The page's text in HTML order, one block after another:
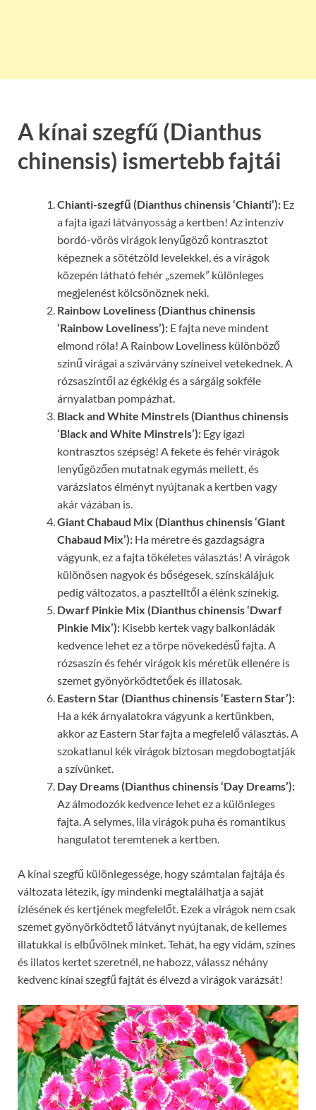
A kínai szegfű (Dianthus
chinensis) ismertebb fajtái
Chianti-szegfű (Dianthus chinensis ‘Chianti’): Ez
a fajta igazi látványosság a kertben! Az intenzív
bordó-vörös virágok lenyűgöző kontrasztot
képeznek a sötétzöld levelekkel, és a virágok
közepén látható fehér „szemek” különleges
megjelenést kölcsönöznek neki.
Rainbow Loveliness (Dianthus chinensis
‘Rainbow Loveliness’): E fajta neve mindent
elmond róla! A Rainbow Loveliness különböző
színű virágai a szivárvány színeivel vetekednek. A
rózsaszíntől az égkékig és a sárgáig sokféle
árnyalatban pompázhat.
Black and White Minstrels (Dianthus chinensis
‘Black and White Minstrels’): Egy igazi
kontrasztos szépség! A fekete és fehér virágok
lenyűgözően mutatnak egymás mellett, és
varázslatos élményt nyújtanak a kertben vagy
akár vázában is.
Giant Chabaud Mix (Dianthus chinensis ‘Giant
Chabaud Mix’): Ha méretre és gazdagságra
vágyunk, ez a fajta tökéletes választás! A virágok
különösen nagyok és bőségesek, színskálájuk
pedig változatos, a pasztelltől a élénk színekig.
Dwarf Pinkie Mix (Dianthus chinensis ‘Dwarf
Pinkie Mix’): Kisebb kertek vagy balkonládák
kedvence lehet ez a törpe növekedésű fajta. A
rózsaszín és fehér virágok kis méretük ellenére is
szemet gyönyörködtetőek és illatosak.
Eastern Star (Dianthus chinensis ‘Eastern Star’):
Ha a kék árnyalatokra vágyunk a kertünkben,
akkor az Eastern Star fajta a megfelelő választás. A
szokatlanul kék virágok biztosan megdobogtatják
a szívünket.
Day Dreams (Dianthus chinensis ‘Day Dreams’):
Az álmodozók kedvence lehet ez a különleges
fajta. A selymes, lila virágok puha és romantikus
hangulatot teremtenek a kertben.
A kínai szegfű különlegessége, hogy számtalan fajtája és
változata létezik, így mindenki megtalálhatja a saját
ízlésének és kertjének megfelelőt. Ezek a virágok nem csak
szemet gyönyörködtető látványt nyújtanak, de kellemes
illatukkal is elbűvölnek minket. Tehát, ha egy vidám, színes
és illatos kertet szeretnél, ne habozz, válassz néhány
kedvenc kínai szegfű fajtát és élvezd a virágok varázsát!